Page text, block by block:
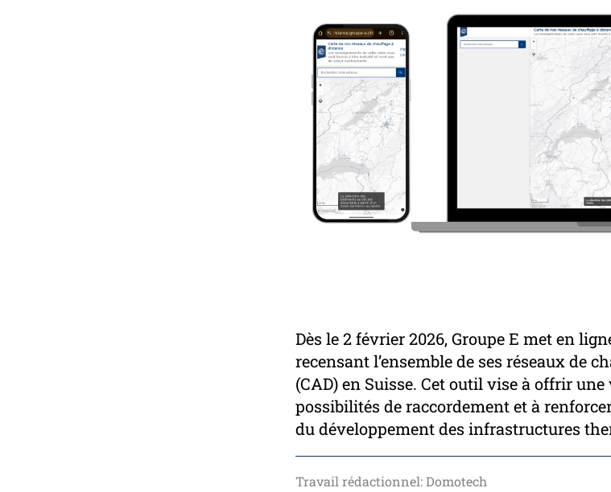
Dès le 2 février 2026, Groupe E met en
recensant l’ensemble de ses réseaux de
(CAD) en Suisse. Cet outil vise à offrir
possibilités de raccordement et à
du développement des infrastructures
Travail rédactionnel: Domotech